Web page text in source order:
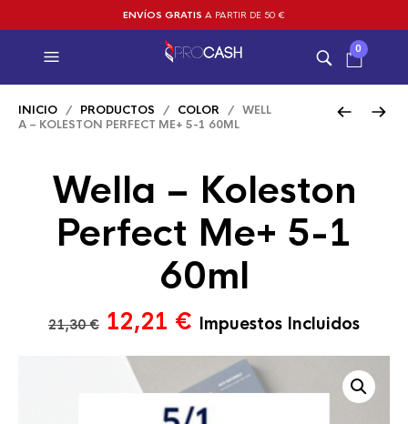
ENVÍOS GRATIS A PARTIR DE 50 €
0
INICIO / PRODUCTOS / COLOR / WELL
A – KOLESTON PERFECT ME+ 5-1 60ML
Wella – Koleston
Perfect Me+ 5-1
60ml
21,30€ El
original
era:
21,30 €.
12,21 € El
precio
actual
es:
12,21 €.
Impuestos Incluidos